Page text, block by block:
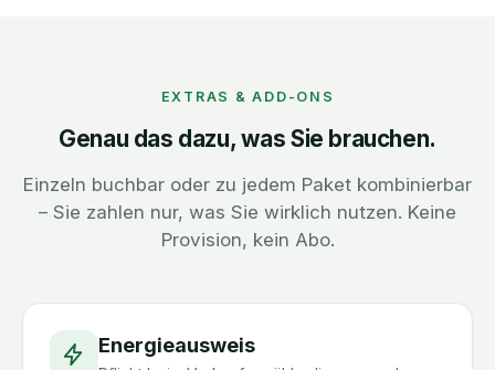
EXTRAS & ADD-ONS
Genau das dazu, was Sie brauchen.
Einzeln buchbar oder zu jedem Paket kombinierbar
– Sie zahlen nur, was Sie wirklich nutzen. Keine
Provision, kein Abo.
Energieausweis